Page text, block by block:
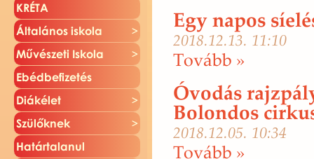
KRÉTA
Ál­ta­lá­nos is­ko­la
Mű­vé­sze­ti Is­ko­la
Ebéd­be­fi­ze­tés
Di­ák­élet
Szü­lők­nek
Ha­tár­ta­la­nul
Egy napos
2018.12.13. 11:10
To­vább »
Óvodás
Bolondos
2018.12.05. 10:34
To­vább »